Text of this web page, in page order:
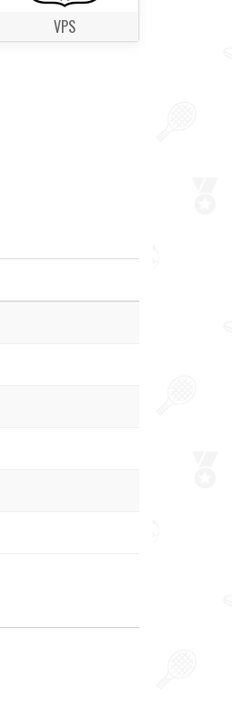
VPS